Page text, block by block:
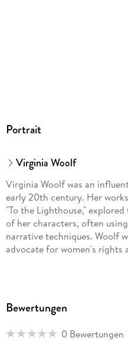
Portrait
Virginia Woolf
Virginia Woolf was an
early 20th century. Her
"To the Lighthouse,"
of her characters, often
narrative techniques. Woolf
advocate for women's rights
Bewertungen
0 Bewertungen